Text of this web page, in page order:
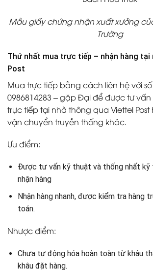
Mẫu giấy chứng nhận xuất xưởng
Trường
Thứ nhất mua trực tiếp – nhận hàng tại
Post
Mua trực tiếp bằng cách liên hệ với
0986814283 – gặp Đại để được tư
trực tiếp tại nhà thông qua Viettel
vận chuyển truyền thống khác.
Ưu điểm:
Được tư vấn kỹ thuật và thống nhất
nhận hàng
Nhận hàng nhanh, được kiểm tra hàng
toán.
Nhược điểm:
Chưa tự động hóa hoàn toàn từ khâu
khâu đặt hàng.